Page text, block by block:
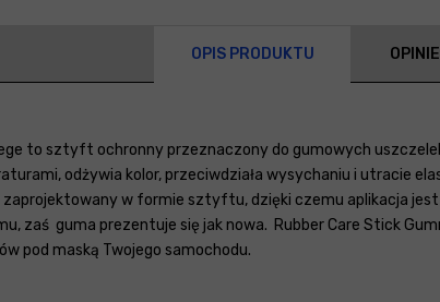
OPIS PRODUKTU
to sztyft ochronny przeznaczony do gumowych
odżywia kolor, przeciwdziała wysychaniu i utracie
zaprojektowany w formie sztyftu, dzięki czemu aplikacja
zaś guma prezentuje się jak nowa. Rubber Care Stick
pod maską Twojego samochodu.